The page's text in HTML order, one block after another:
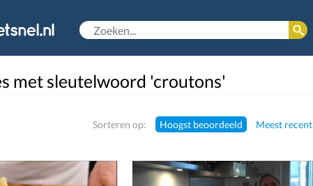
met sleutelwoord 'croutons'
Sorteren op: Hoogst beoordeeld Meest recent